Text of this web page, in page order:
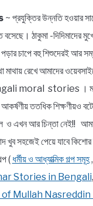
~ প্রযুক্তির উন্নতি হওয়ার
বসেছে। ঠাকুমা -দিদিমাদের
পড়ার চাপে বহু শিশুদেরই আর
মাথায় রেখে আমাদের
moral stories ।
ততধিক শিক্ষণীয়ও
ও এখন আর চিন্তা নেই!!
খুব সহজেই পেয়ে যাবে
( ধর্মীয় ও আধ্যাত্মিক গল্প সমূহ,
Stories in Bengali,
Mullah Nasreddin